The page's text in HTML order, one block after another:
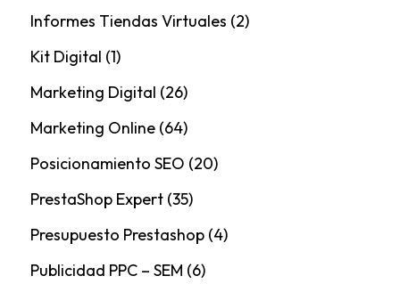
Informes Tiendas Virtuales (2)
Kit Digital (1)
Marketing Digital (26)
Marketing Online(64)
Posicionamiento SEO (20)
PrestaShop Expert(35)
Presupuesto Prestashop(4)
Publicidad PPC – SEM (6)